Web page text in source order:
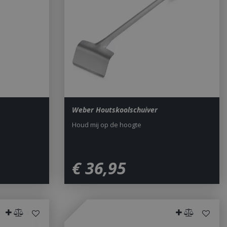
Weber Houtskoolschuiver
€36,95
Houd mij op de hoogte
used to calculate
with Google
de Cookie-
cookie-banner
de
en
met de site
met betrekking